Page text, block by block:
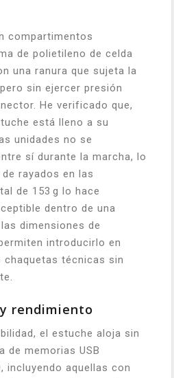
compartimentos
de polietileno de celda
una ranura que sujeta la
sin ejercer presión
He verificado que,
está lleno a su
unidades no se
sí durante la marcha, lo
rayados en las
de 153 g lo hace
dentro de una
dimensiones de
introducirlo en
técnicas sin
rendimiento
el estuche aloja sin
de memorias USB
incluyendo aquellas con